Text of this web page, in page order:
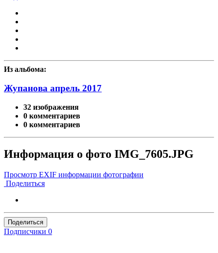
Из альбома:
Жупанова апрель 2017
32 изображения
0 комментариев
0 комментариев
Информация о фото IMG_7605.JPG
Просмотр EXIF информации фотографии
Поделиться
Поделиться
Подписчики 0